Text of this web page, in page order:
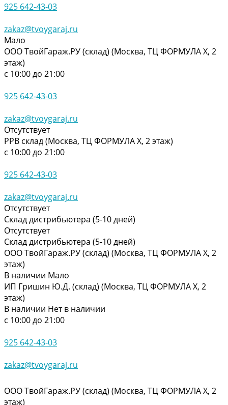
925 642-43-03
zakaz@tvoygaraj.ru
Мало
ООО ТвойГараж.РУ (склад) (Москва, ТЦ ФОРМУЛА Х, 2
этаж)
с 10:00 до 21:00
925 642-43-03
zakaz@tvoygaraj.ru
Отсутствует
РРВ склад (Москва, ТЦ ФОРМУЛА Х, 2 этаж)
с 10:00 до 21:00
925 642-43-03
zakaz@tvoygaraj.ru
Отсутствует
Склад дистрибьютера (5-10 дней)
Отсутствует
Склад дистрибьютера (5-10 дней)
ООО ТвойГараж.РУ (склад) (Москва, ТЦ ФОРМУЛА Х, 2
этаж)
В наличии Мало
ИП Гришин Ю.Д. (склад) (Москва, ТЦ ФОРМУЛА Х, 2
этаж)
В наличии Нет в наличии
с 10:00 до 21:00
925 642-43-03
zakaz@tvoygaraj.ru
ООО ТвойГараж.РУ (склад) (Москва, ТЦ ФОРМУЛА Х, 2
этаж)